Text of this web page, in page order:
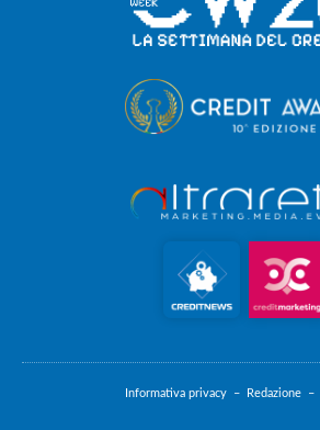
Informativa privacy – Redazione –